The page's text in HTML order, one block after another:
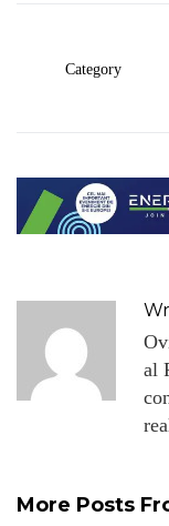
Category
al
More Posts